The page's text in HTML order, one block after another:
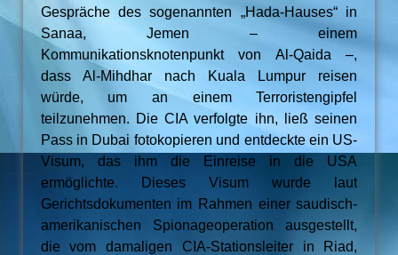
Gespräche des sogenannten „Hada-Hauses“ in
Sanaa, Jemen – einem
Kommunikationsknotenpunkt von Al-Qaida –,
dass Al-Mihdhar nach Kuala Lumpur reisen
würde, um an einem Terroristengipfel
teilzunehmen. Die CIA verfolgte ihn, ließ seinen
Pass in Dubai fotokopieren und entdeckte ein US-
Visum, das ihm die Einreise in die USA
ermöglichte. Dieses Visum wurde laut
Gerichtsdokumenten im Rahmen einer saudisch-
amerikanischen Spionageoperation ausgestellt,
die vom damaligen CIA-Stationsleiter in Riad,